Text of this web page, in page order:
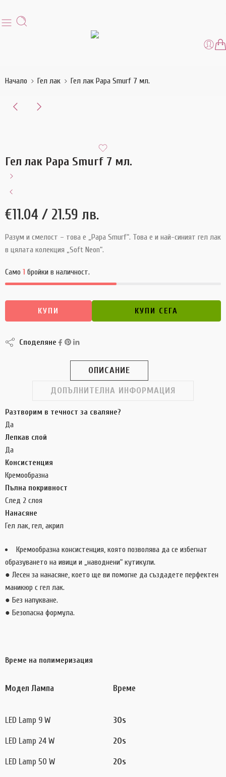
Начало Гел лак Гел лак Papa Smurf 7 мл.
Гел лак Papa Smurf 7 мл.
€11.04 / 21.59 лв.
Разум и смелост – това е „Papa Smurf“. Това е и най-синият гел лак
в цялата колекция „Soft Neon“.
Само 1 бройки в наличност.
КУПИ КУПИ СЕГА
Споделяне
ОПИСАНИЕ
ДОПЪЛНИТЕЛНА ИНФОРМАЦИЯ
Разтворим в течност за сваляне?
Да
Лепкав слой
Да
Консистенция
Кремообразна
Пълна покривност
След 2 слоя
Нанасяне
Гел лак, гел, акрил
Кремообразна консистенция, която позволява да се избегнат
образуването на ивици и „наводнени“ кутикули.
● Лесен за нанасяне, което ще ви помогне да създадете перфектен
маникюр с гел лак.
● Без напукване.
● Безопасна формула.
Време на полимеризация
Модел Лампа Време
LED Lamp 9 W 30s
LED Lamp 24 W 20s
LED Lamp 50 W 20s